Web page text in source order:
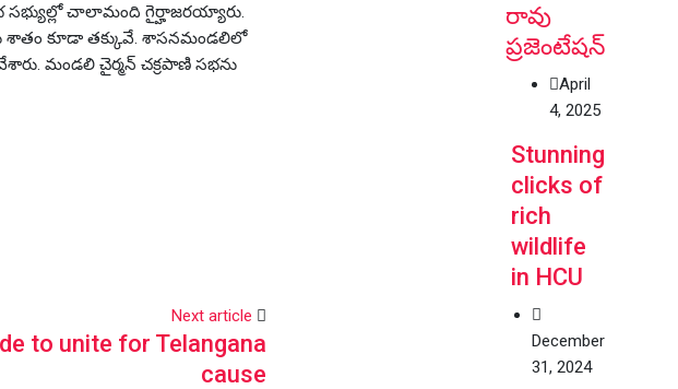
చాలామంది గైర్హాజరయ్యారు.
శాతం కూడా తక్కువే. శాసనమండలిలో
మండలి చైర్మన్ చక్రపాణి సభను
Next article
to unite for Telangana
cause
రావు
ప్రజెంటేషన్
April
4, 2025
Stunning
clicks of
rich
wildlife
in HCU
December
31, 2024